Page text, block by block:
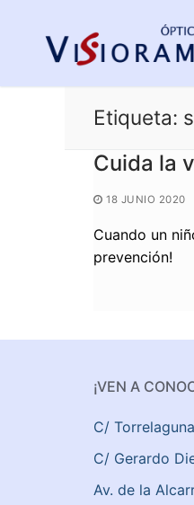
contenido
Etiqueta:
Cuida la
18 JUNIO 2020
Cuando un
prevención!
¡VEN A
C/
C/ Gerardo
Av. de la